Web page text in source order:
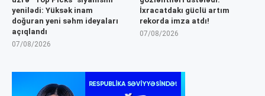
yenilədi: Yüksək inam
doğuran yeni səhm ideyaları
açıqlandı
07/08/2026
İxracatdakı güclü artım
rekorda imza atdı!
07/08/2026